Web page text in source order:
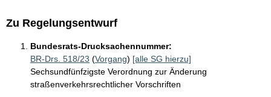
Zu Regelungsentwurf
Bundesrats-Drucksachennummer:
BR-Drs. 518/23 (Vorgang) [alle SG hierzu]
Sechsundfünfzigste Verordnung zur Änderung
straßenverkehrsrechtlicher Vorschriften